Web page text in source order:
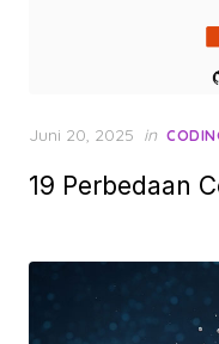
Posted
Juni 20, 2025 in
19 Perbedaan